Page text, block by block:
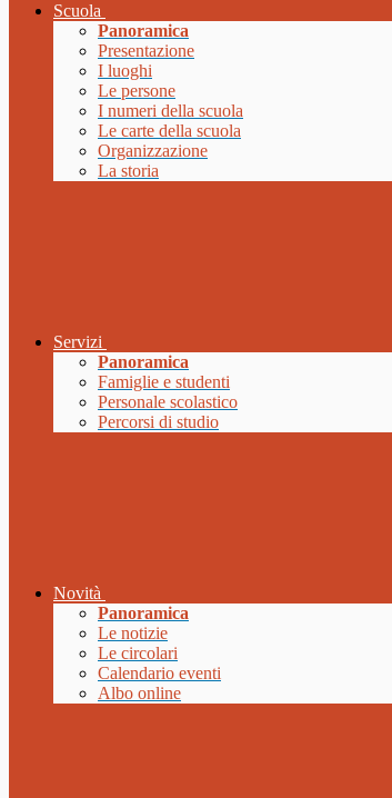
Scuola
Panoramica
Presentazione
I luoghi
Le persone
I numeri della scuola
Le carte della scuola
Organizzazione
La storia
Servizi
Panoramica
Famiglie e studenti
Personale scolastico
Percorsi di studio
Novità
Panoramica
Le notizie
Le circolari
Calendario eventi
Albo online